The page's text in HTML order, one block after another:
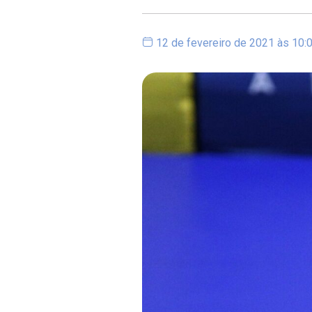
12 de fevereiro de 2021 às